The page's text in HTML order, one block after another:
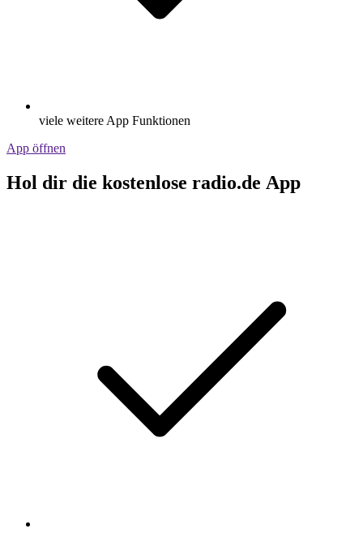
viele weitere App Funktionen
App öffnen
Hol dir die kostenlose radio.de App